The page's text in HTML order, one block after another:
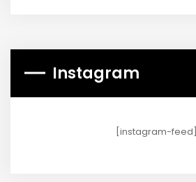
Instagram
[instagram-feed]